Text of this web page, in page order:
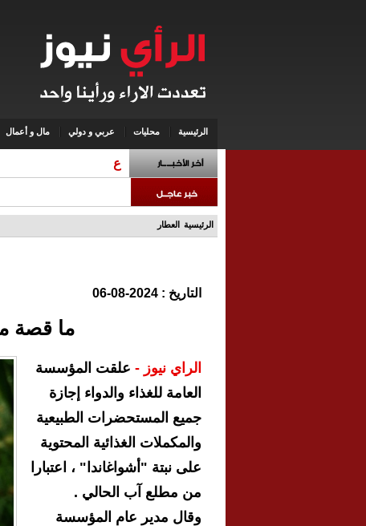
الرئيسية محليات عربي و دولي مال و أعمال
عاجل
الرئيسية العطار
التاريخ : 2024-08-06
ما قصة
الراي نيوز - علقت المؤسسة
العامة للغذاء والدواء إجازة
جميع المستحضرات الطبيعية
والمكملات الغذائية المحتوية
على نبتة "أشواغاندا" ، اعتبارا
من مطلع آب الحالي .
وقال مدير عام المؤسسة